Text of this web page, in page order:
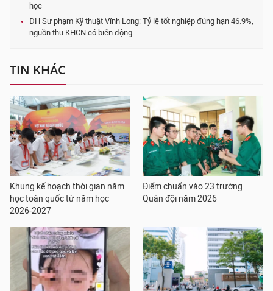
học
ĐH Sư phạm Kỹ thuật Vĩnh Long: Tỷ lệ tốt nghiệp đúng hạn 46.9%,
nguồn thu KHCN có biến động
TIN KHÁC
Khung kế hoạch thời gian năm
học toàn quốc từ năm học
2026-2027
Điểm chuẩn vào 23 trường
Quân đội năm 2026